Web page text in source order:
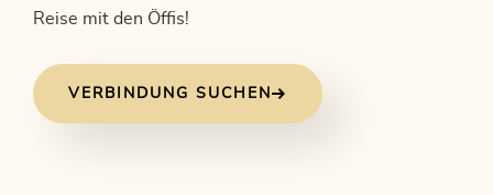
Reise mit den Öffis!
VERBINDUNG SUCHEN